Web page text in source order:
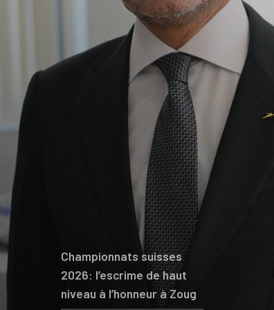
Championnats suisses
2026: l’escrime de haut
niveau à l’honneur à Zoug